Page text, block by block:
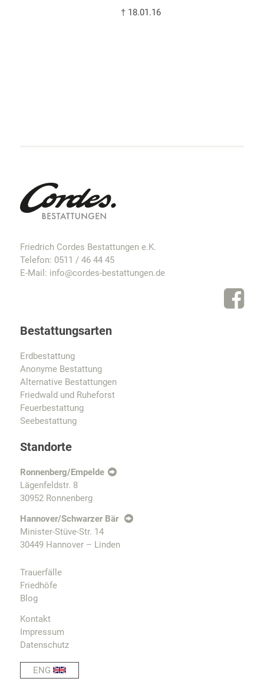
† 18.01.16
Friedrich Cordes Bestattungen e.K.
Telefon: 0511 / 46 44 45
E-Mail: info@cordes-bestattungen.de
Bestattungsarten
Erdbestattung
Anonyme Bestattung
Alternative Bestattungen
Friedwald und Ruheforst
Feuerbestattung
Seebestattung
Standorte
Ronnenberg/Empelde
Lägenfeldstr. 8
30952 Ronnenberg
Hannover/Schwarzer Bär
Minister-Stüve-Str. 14
30449 Hannover – Linden
Trauerfälle
Friedhöfe
Blog
Kontakt
Impressum
Datenschutz
ENG